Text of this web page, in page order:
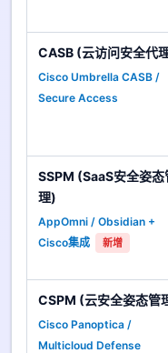
CASB (云访问安全代
Cisco Umbrella CASB /
Secure Access
SSPM (SaaS安全姿态
理)
AppOmni / Obsidian +
Cisco集成
新增
CSPM (云安全姿态管
Cisco Panoptica /
Multicloud Defense